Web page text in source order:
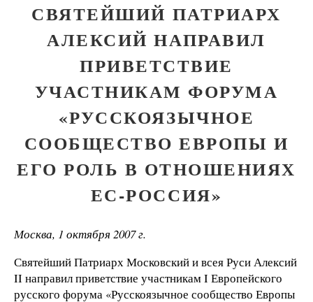
СВЯТЕЙШИЙ ПАТРИАРХ
АЛЕКСИЙ НАПРАВИЛ
ПРИВЕТСТВИЕ
УЧАСТНИКАМ ФОРУМА
«РУССКОЯЗЫЧНОЕ
СООБЩЕСТВО ЕВРОПЫ И
ЕГО РОЛЬ В ОТНОШЕНИЯХ
ЕС-РОССИЯ»
Москва, 1 октября 2007 г.
Святейший Патриарх Московский и всея Руси Алексий
II направил приветствие участникам I Европейского
русского форума «Русскоязычное сообщество Европы